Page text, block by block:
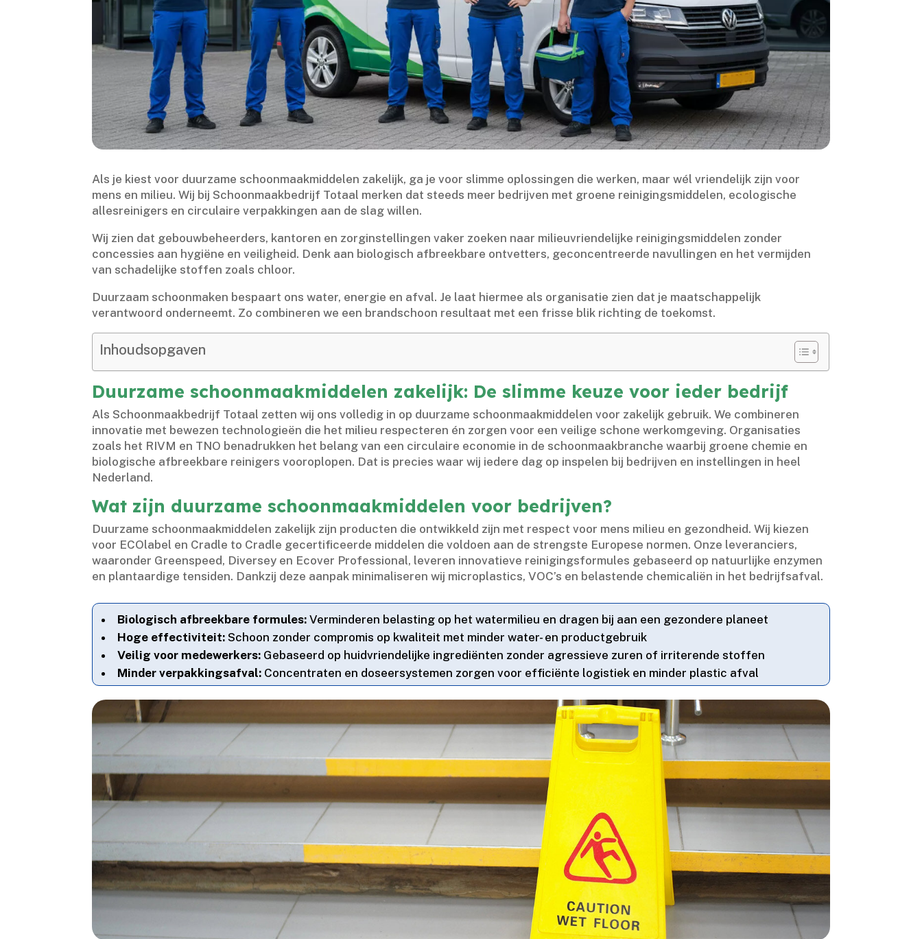
Als je kiest voor duurzame schoonmaakmiddelen zakelijk, ga je voor slimme oplossingen die werken, maar wél vriendelijk zijn voor
mens en milieu.​ Wij bij Schoonmaakbedrijf Totaal merken dat steeds meer bedrijven met groene reinigingsmiddelen, ecologische
allesreinigers en circulaire verpakkingen aan de slag willen.​
Wij zien dat gebouwbeheerders, kantoren en zorginstellingen vaker zoeken naar milieuvriendelijke reinigingsmiddelen zonder
concessies aan hygiëne en veiligheid.​ Denk aan biologisch afbreekbare ontvetters, geconcentreerde navullingen en het vermijden
van schadelijke stoffen zoals chloor.​
Duurzaam schoonmaken bespaart ons water, energie en afval.​ Je laat hiermee als organisatie zien dat je maatschappelijk
verantwoord onderneemt.​ Zo combineren we een brandschoon resultaat met een frisse blik richting de toekomst.​
Inhoudsopgaven
Duurzame schoonmaakmiddelen zakelijk: De slimme keuze voor ieder bedrijf
Als Schoonmaakbedrijf Totaal zetten wij ons volledig in op duurzame schoonmaakmiddelen voor zakelijk gebruik.​ We combineren
innovatie met bewezen technologieën die het milieu respecteren én zorgen voor een veilige schone werkomgeving.​ Organisaties
zoals het RIVM en TNO benadrukken het belang van een circulaire economie in de schoonmaakbranche waarbij groene chemie en
biologische afbreekbare reinigers vooroplopen.​ Dat is precies waar wij iedere dag op inspelen bij bedrijven en instellingen in heel
Nederland.​
Wat zijn duurzame schoonmaakmiddelen voor bedrijven?
Duurzame schoonmaakmiddelen zakelijk zijn producten die ontwikkeld zijn met respect voor mens milieu en gezondheid.​ Wij kiezen
voor ECOlabel en Cradle to Cradle gecertificeerde middelen die voldoen aan de strengste Europese normen.​ Onze leveranciers,
waaronder Greenspeed, Diversey en Ecover Professional, leveren innovatieve reinigingsformules gebaseerd op natuurlijke enzymen
en plantaardige tensiden.​ Dankzij deze aanpak minimaliseren wij microplastics, VOC’s en belastende chemicaliën in het bedrijfsafval.​
Biologisch afbreekbare formules: Verminderen belasting op het watermilieu en dragen bij aan een gezondere planeet
Hoge effectiviteit:Schoon zonder compromis op kwaliteit met minder water- en productgebruik
Veilig voor medewerkers: Gebaseerd op huidvriendelijke ingrediënten zonder agressieve zuren of irriterende stoffen
Minder verpakkingsafval: Concentraten en doseersystemen zorgen voor efficiënte logistiek en minder plastic afval